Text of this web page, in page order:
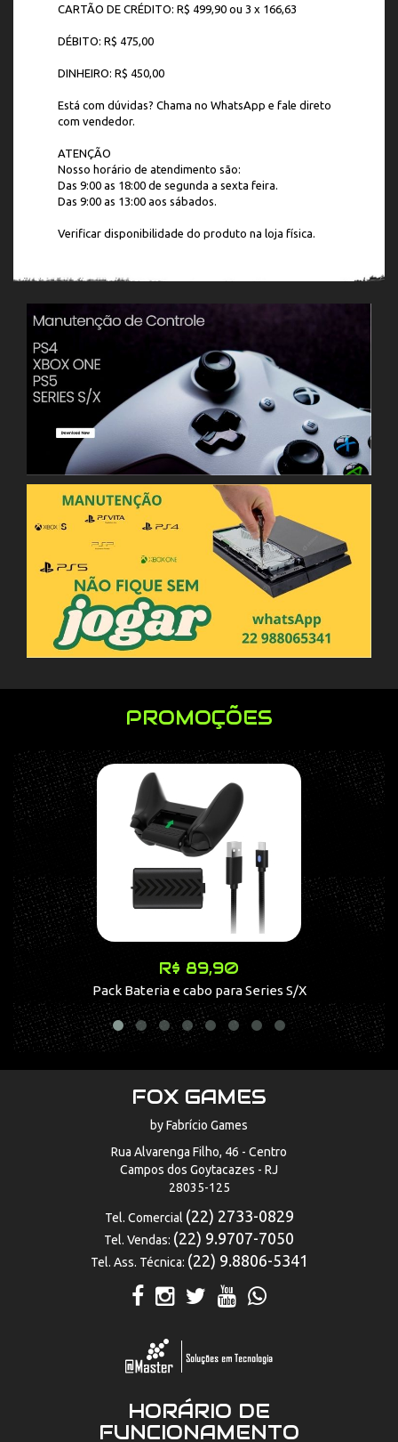
CARTÃO DE CRÉDITO: R$ 499,90 ou 3 x 166,63
DÉBITO: R$ 475,00
DINHEIRO: R$ 450,00
Está com dúvidas? Chama no WhatsApp e fale direto
com vendedor.
ATENÇÃO
Nosso horário de atendimento são:
Das 9:00 as 18:00 de segunda a sexta feira.
Das 9:00 as 13:00 aos sábados.
Verificar disponibilidade do produto na loja física.
PROMOÇÕES
R$ 89,90
Pack Bateria e cabo para Series S/X
FOX GAMES
by Fabrício Games
Rua Alvarenga Filho, 46 - Centro
Campos dos Goytacazes - RJ
28035-125
Tel. Comercial (22) 2733-0829
Tel. Vendas: (22) 9.9707-7050
Tel. Ass. Técnica: (22) 9.8806-5341
HORÁRIO DE
FUNCIONAMENTO